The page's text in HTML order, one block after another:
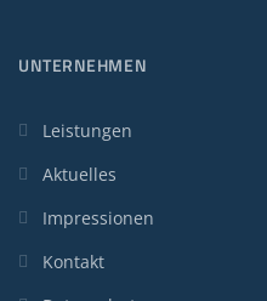
UNTERNEHMEN
Leistungen
Aktuelles
Impressionen
Kontakt